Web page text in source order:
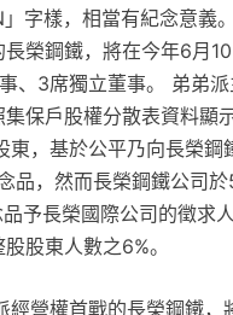
」字樣，相當有紀念意義
榮鋼鐵，將在今年6月
、3席獨立董事。 弟弟
集保戶股權分散表資料顯
東，基於公平乃向長榮鋼
品，然而長榮鋼鐵公司
予長榮國際公司的徵求
股東人數之6%。
經營權首戰的長榮鋼鐵，